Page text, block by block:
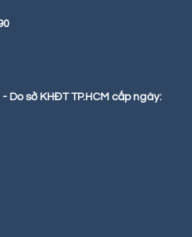
Do sở KHĐT TP.HCM cấp ngày: